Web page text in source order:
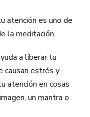
atención es uno de
la meditación.
a liberar tu
causan estrés y
atención en cosas
un mantra o